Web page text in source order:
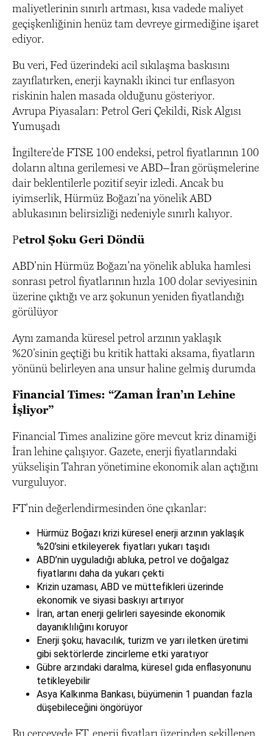
maliyetlerinin sınırlı artması, kısa vadede maliyet
geçişkenliğinin henüz tam devreye girmediğine işaret
ediyor.
Bu veri, Fed üzerindeki acil sıkılaşma baskısını
zayıflatırken, enerji kaynaklı ikinci tur enflasyon
riskinin halen masada olduğunu gösteriyor.
Avrupa Piyasaları: Petrol Geri Çekildi, Risk Algısı
Yumuşadı
İngiltere’de FTSE 100 endeksi, petrol fiyatlarının 100
doların altına gerilemesi ve ABD–İran görüşmelerine
dair beklentilerle pozitif seyir izledi. Ancak bu
iyimserlik, Hürmüz Boğazı’na yönelik ABD
ablukasının belirsizliği nedeniyle sınırlı kalıyor.
Petrol Şoku Geri Döndü
ABD’nin Hürmüz Boğazı’na yönelik abluka hamlesi
sonrası petrol fiyatlarının hızla 100 dolar seviyesinin
üzerine çıktığı ve arz şokunun yeniden fiyatlandığı
görülüyor
Aynı zamanda küresel petrol arzının yaklaşık
%20’sinin geçtiği bu kritik hattaki aksama, fiyatların
yönünü belirleyen ana unsur haline gelmiş durumda
Financial Times: “Zaman İran’ın Lehine
İşliyor”
Financial Times analizine göre mevcut kriz dinamiği
İran lehine çalışıyor. Gazete, enerji fiyatlarındaki
yükselişin Tahran yönetimine ekonomik alan açtığını
vurguluyor.
FT’nin değerlendirmesinden öne çıkanlar:
Hürmüz Boğazı krizi küresel enerji arzının yaklaşık
%20’sini etkileyerek fiyatları yukarı taşıdı
ABD’nin uyguladığı abluka, petrol ve doğalgaz
fiyatlarını daha da yukarı çekti
Krizin uzaması, ABD ve müttefikleri üzerinde
ekonomik ve siyasi baskıyı artırıyor
İran, artan enerji gelirleri sayesinde ekonomik
dayanıklılığını koruyor
Enerji şoku; havacılık, turizm ve yarı iletken üretimi
gibi sektörlerde zincirleme etki yaratıyor
Gübre arzındaki daralma, küresel gıda enflasyonunu
tetikleyebilir
Asya Kalkınma Bankası, büyümenin 1 puandan fazla
düşebileceğini öngörüyor
Bu çerçevede FT, enerji fiyatları üzerinden şekillenen